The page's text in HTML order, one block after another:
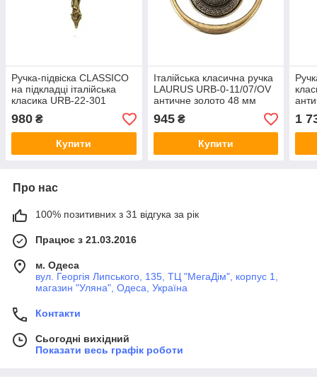
Ручка-підвіска CLASSICO
на підкладці італійська
класика URB-22-301
124 мм
980 ₴
Купити
Італійська класична ручка
LAURUS URB-0-11/07/OV
античне золото 48 мм
945₴
Купити
1
Про нас
100% позитивних з 31 відгука за рік
Працює з 21.03.2016
м. Одеса
вул. Георгія Липського, 135, ТЦ "МегаДім", корпус 1,
магазин "Уляна", Одеса, Україна
Контакти
Сьогодні вихідний
Показати весь графік роботи